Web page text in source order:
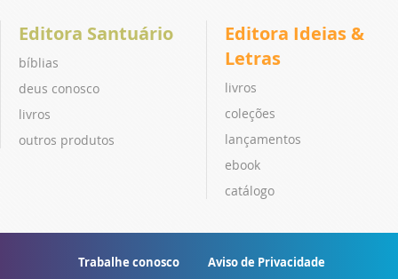
Editora Santuário
bíblias
deus conosco
livros
outros produtos
Editora Ideias &
Letras
livros
coleções
lançamentos
ebook
catálogo
Trabalhe conosco Aviso de Privacidade